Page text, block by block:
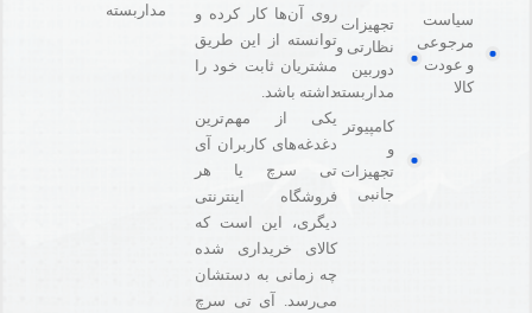
سیاست
مرجوعی
و عودت
کالا
تجهیزات
نظارتی و
دوربین
مداربسته
کامپیوتر
و
تجهیزات
جانبی
روی آن‌ها کار کرده و
توانسته از این طریق
مشتریان ثابت خود را
داشته باشد.
یکی از مهم‌ترین
دغدغه‌های کاربران آی
تی سرچ یا هر
فروشگاه‌ اینترنتی
دیگری، این است که
کالای خریداری شده
چه زمانی به دستشان
می‌رسد. آی تی سرچ
مداربسته